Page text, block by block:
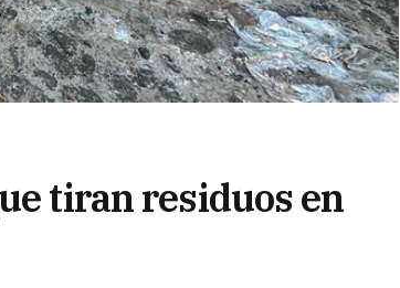
tiran residuos en